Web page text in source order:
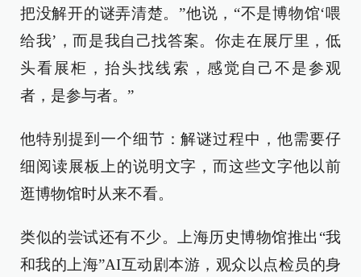
把没解开的谜弄清楚。”他说，“不是博物馆‘喂
给我’，而是我自己找答案。你走在展厅里，低
头看展柜，抬头找线索，感觉自己不是参观
者，是参与者。”
他特别提到一个细节：解谜过程中，他需要仔
细阅读展板上的说明文字，而这些文字他以前
逛博物馆时从来不看。
类似的尝试还有不少。上海历史博物馆推出“我
和我的上海”AI互动剧本游，观众以点检员的身